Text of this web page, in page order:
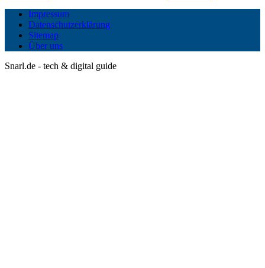
Impressum
Datenschutzerklärung
Sitemap
Über uns
Snarl.de - tech & digital guide